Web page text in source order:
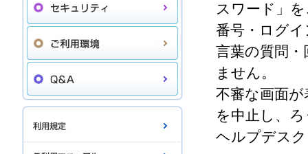
スワード」
番号・ログ
言葉の質問
ません。
不審な画面
を中止し、
ヘルプデス